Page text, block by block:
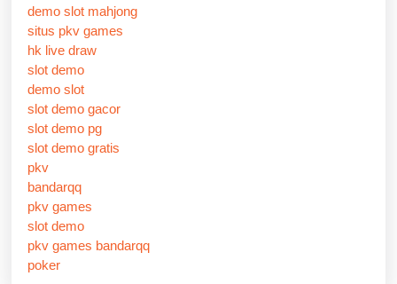
demo slot mahjong
situs pkv games
hk live draw
slot demo
demo slot
slot demo gacor
slot demo pg
slot demo gratis
pkv
bandarqq
pkv games
slot demo
pkv games bandarqq
poker